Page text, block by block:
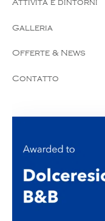
Attività e dintorni
Galleria
Offerte & News
Contatto